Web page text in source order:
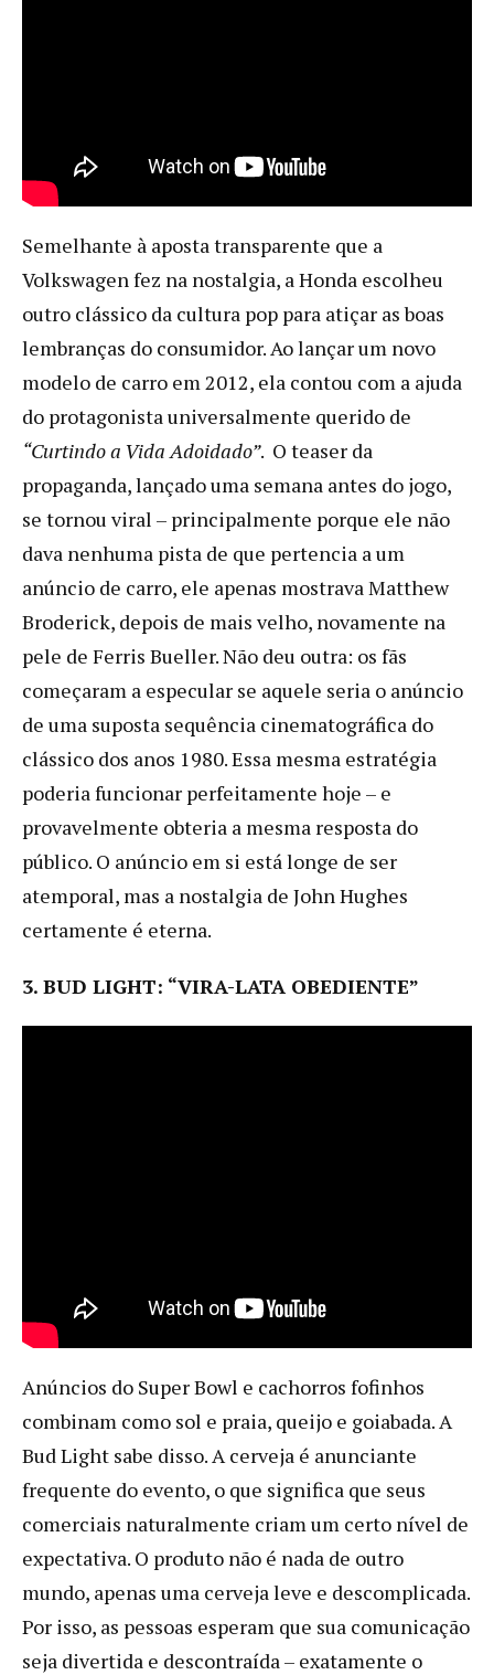
Semelhante à aposta transparente que a
Volkswagen fez na nostalgia, a Honda escolheu
outro clássico da cultura pop para atiçar as boas
lembranças do consumidor. Ao lançar um novo
modelo de carro em 2012, ela contou com a ajuda
do protagonista universalmente querido de
“Curtindo a Vida Adoidado”. O teaser da
propaganda, lançado uma semana antes do jogo,
se tornou viral – principalmente porque ele não
dava nenhuma pista de que pertencia a um
anúncio de carro, ele apenas mostrava Matthew
Broderick, depois de mais velho, novamente na
pele de Ferris Bueller. Não deu outra: os fãs
começaram a especular se aquele seria o anúncio
de uma suposta sequência cinematográfica do
clássico dos anos 1980. Essa mesma estratégia
poderia funcionar perfeitamente hoje – e
provavelmente obteria a mesma resposta do
público. O anúncio em si está longe de ser
atemporal, mas a nostalgia de John Hughes
certamente é eterna.
3. BUD LIGHT: “VIRA-LATA OBEDIENTE”
Anúncios do Super Bowl e cachorros fofinhos
combinam como sol e praia, queijo e goiabada. A
Bud Light sabe disso. A cerveja é anunciante
frequente do evento, o que significa que seus
comerciais naturalmente criam um certo nível de
expectativa. O produto não é nada de outro
mundo, apenas uma cerveja leve e descomplicada.
Por isso, as pessoas esperam que sua comunicação
seja divertida e descontraída – exatamente o